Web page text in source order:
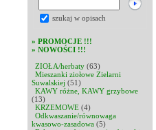
szukaj w opisach
» PROMOCJE !!!
» NOWOŚCI !!!
ZIOŁA/herbaty (63)
Mieszanki ziołowe Zielarni
Suwalskiej (51)
KAWY różne, KAWY grzybowe
(13)
KRZEMOWE (4)
Odkwaszanie/równowaga
kwasowo-zasadowa (5)